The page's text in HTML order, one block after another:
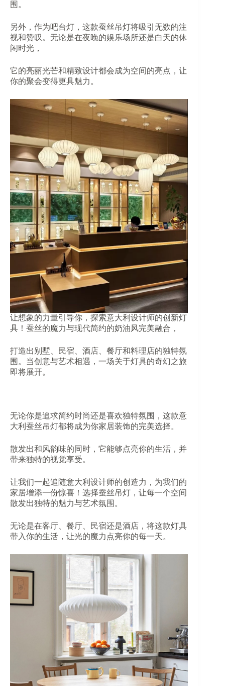
围。
另外，作为吧台灯，这款蚕丝吊灯将吸引无数的注
视和赞叹。无论是在夜晚的娱乐场所还是白天的休
闲时光，
它的亮丽光芒和精致设计都会成为空间的亮点，让
你的聚会变得更具魅力。
让想象的力量引导你，探索意大利设计师的创新灯
具！蚕丝的魔力与现代简约的奶油风完美融合，
打造出别墅、民宿、酒店、餐厅和料理店的独特氛
围。当创意与艺术相遇，一场关于灯具的奇幻之旅
即将展开。
无论你是追求简约时尚还是喜欢独特氛围，这款意
大利蚕丝吊灯都将成为你家居装饰的完美选择。
散发出和风韵味的同时，它能够点亮你的生活，并
带来独特的视觉享受。
让我们一起追随意大利设计师的创造力，为我们的
家居增添一份惊喜！选择蚕丝吊灯，让每一个空间
散发出独特的魅力与艺术氛围。
无论是在客厅、餐厅、民宿还是酒店，将这款灯具
带入你的生活，让光的魔力点亮你的每一天。